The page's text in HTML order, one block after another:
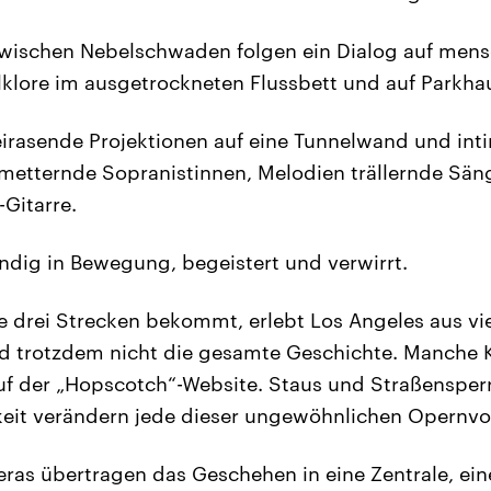
Nebelschwaden folgen ein Dialog auf
im ausgetrockneten Flussbett und auf
Projektionen auf eine Tunnelwand und
Sopranistinnen, Melodien trällernde
Gitarre.
in Bewegung, begeistert und verwirrt.
drei Strecken bekommt, erlebt Los Angeles aus
trotzdem nicht die gesamte Geschichte. Manche
der „Hopscotch“-Website. Staus und
verändern jede dieser ungewöhnlichen
übertragen das Geschehen in eine Zentrale,